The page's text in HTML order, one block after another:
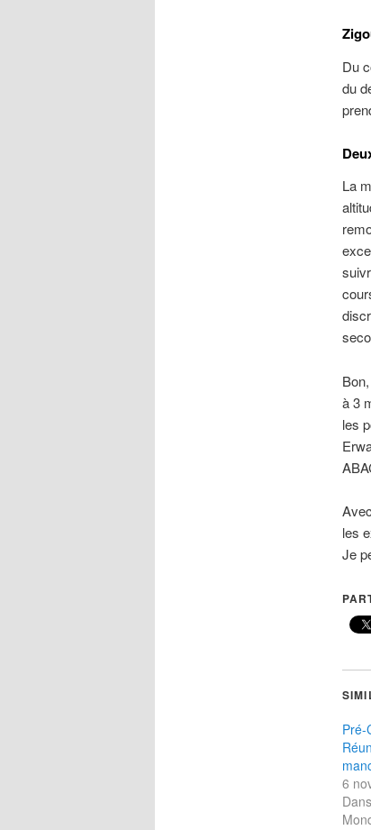
Du
du
La
à 3
les
les
Je
Pré-
6